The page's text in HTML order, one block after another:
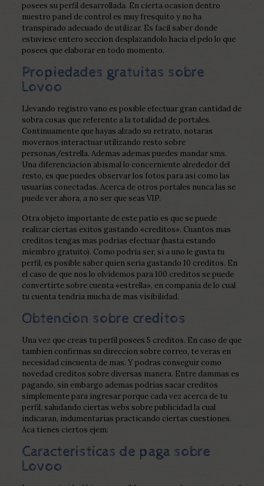
posees su perfil desarrollada. En cierta ocasion dentro
nuestro panel de control es muy fresquito y no ha
transpirado adecuado de utilizar. Es facil saber donde
estuviese entero seccion desplazandolo hacia el pelo lo que
posees que elaborar en todo momento.
Propiedades gratuitas sobre
Lovoo
Llevando registro vano es posible efectuar gran cantidad de
sobra cosas que referente a la totalidad de portales.
Continuamente que hayas alzado su retrato, notaras
movernos interactuar utilizando resto sobre
personas/estrella. Ademas ademas puedes mandar sms.
Una diferenciacion abismal lo concerniente alrededor del
resto, es que puedes observar los fotos para asi­ como las
usuarias conectadas. Acerca de otros portales nunca las se
puede ver ahora, a no ser que seas VIP.
Otra objeto importante de este patio es que se puede
realizar ciertas exitos gastando «creditos». Cuantos mas
creditos tengas mas podrias efectuar (hasta estando
miembro gratuito). Como podri­a ser, si a uno le gusta tu
perfil, es posible saber quien seri­a gastando 10 creditos. En
el caso de que nos lo olvidemos para 100 creditos se puede
convertirte sobre cuenta «estrella», en compania de lo cual
tu cuenta tendria mucha de mas visibilidad.
Obtencion sobre creditos
Una vez que creas tu perfil posees 5 creditos. En caso de que
tambien confirmas su direccion sobre correo, te veras en
necesidad cincuenta de mas. Y podras conseguir como
novedad creditos sobre diversas manera. Entre dammas es
pagando, sin embargo ademas podrias sacar creditos
simplemente para ingresar porque cada vez acerca de tu
perfil, saludando ciertas webs sobre publicidad la cual
indicaran, indumentarias practicando ciertas cuestiones.
Aca tienes ciertos ejem:
Caracteristicas de paga sobre
Lovoo